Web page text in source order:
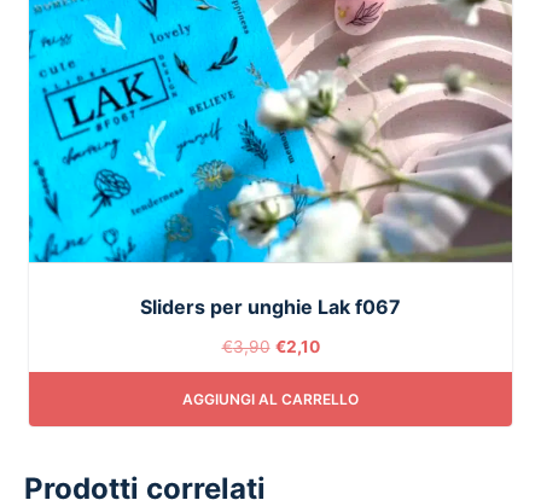
Sliders per unghie Lak f067
€3,90 €2,10
AGGIUNGI AL CARRELLO
Prodotti correlati